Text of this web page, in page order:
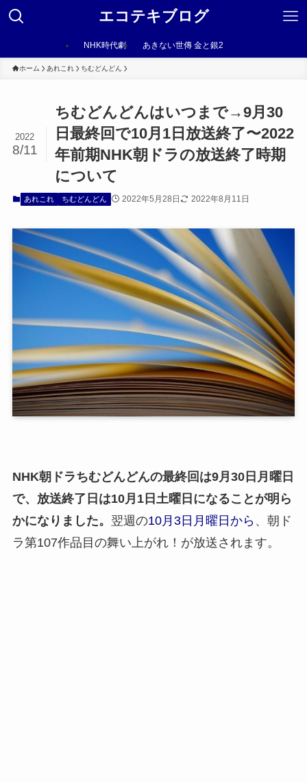
エコテキブログ
NHK時代劇 あきない世傳 金と銀2
ホーム あれこれ ちむどんどん
ちむどんどんはいつまで→9月30
日最終回で10月1日放送終了〜2022
年前期NHK朝ドラの放送終了時期
について
2022
8/11
あれこれ ちむどんどん 2022年5月28日 2022年8月11日
NHK朝ドラちむどんどんの最終回は9月30日月曜日
で、放送終了日は10月1日土曜日になることが明ら
かになりました。 翌週の10月3日月曜日から 、朝ド
ラ第107作品目の舞い上がれ！が放送されます。